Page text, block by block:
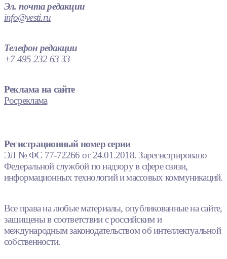
Эл. почта редакции
info@vesti.ru
Телефон редакции
+7 495 232 63 33
Реклама на сайте
Росреклама
Регистрационный номер серии
ЭЛ № ФС 77-72266 от 24.01.2018. Зарегистрировано
Федеральной службой по надзору в сфере связи,
информационных технологий и массовых коммуникаций.
Все права на любые материалы, опубликованные на сайте,
защищены в соответствии с российским и
международным законодательством об интеллектуальной
собственности.